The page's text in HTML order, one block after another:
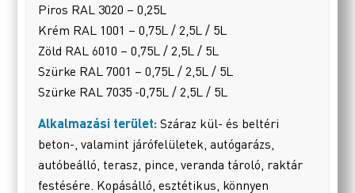
Piros RAL 3020 – 0,25L
Krém RAL 1001 – 0,75L / 2,5L / 5L
Zöld RAL 6010 – 0,75L / 2,5L / 5L
Szürke RAL 7001 – 0,75L / 2,5L / 5L
Szürke RAL 7035 -0,75L / 2,5L / 5L
Alkalmazási terület: Száraz kül- és beltéri
beton-, valamint járófelületek, autógarázs,
autóbeálló, terasz, pince, veranda tároló, raktár
festésére. Kopásálló, esztétikus, könnyen